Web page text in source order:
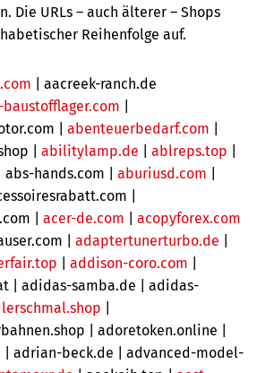
Die URLs – auch älterer – Shops
Reihenfolge auf.
aacreek-ranch.de
baustofflager.com
| abenteuerbedarf.com
| abilitylamp.de ablreps.top
| abs-hands.com | aburiusd.com
|
| acer-de.com
acopyforex.com
| adaptertunerturbo.de
addison-coro.com
| adidas-samba.de | adidas-
| adoretoken.online |
adrian-beck.de | advanced-model-